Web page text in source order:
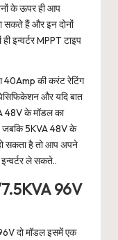
के ऊपर ही आप
सकते हैं और इन दोनों
इन्वर्टर MPPT टाइप
40Amp की करंट रेटिंग
और यदि बात
48V के मॉडल का
जबकि 5KVA 48V के
सकता है तो आप अपने
ले सकते..
96V
दो मॉडल इसमें एक